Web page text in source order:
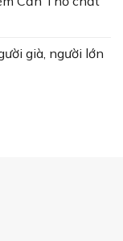
già, người lớn